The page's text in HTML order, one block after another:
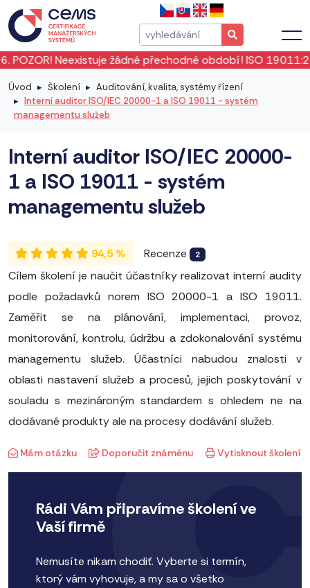
žádné přechodné období! ISO 19011:2026
Úvod Školení
Auditování, kvalita, systémy řízení
Interní auditor ISO/IEC 20000-1 a ISO 19011 - systém
managementu služeb
Interní auditor ISO/IEC 20000-
1 a ISO 19011 - systém
managementu služeb
94,5 % Recenze 2
Cílem školení je naučit účastníky realizovat interní audity
podle požadavků norem ISO 20000-1 a ISO 19011.
Zaměřit se na plánování, implementaci, provoz,
monitorování, kontrolu, údržbu a zdokonalování systému
managementu služeb. Účastníci nabudou znalosti v
oblasti nastavení služeb a procesů, jejich poskytování v
souladu s mezinároným standardem s ohledem ne na
dodávané produkty ale na procesy dodávání služeb.
Mám otázku Doporučit známénu Vytisknout školení
Rádi Vám připravíme školení ve
Vaší firmě
Nemusíte nikam chodiť. Vyberte si termín,
ktorý vám vyhovuje, a my sa o všetko